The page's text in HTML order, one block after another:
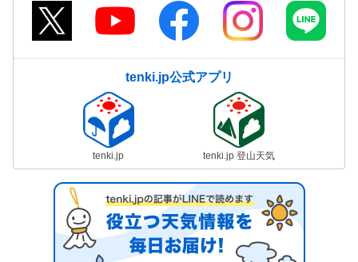
tenki.jp公式アプリ
tenki.jp tenki.jp 登山天気